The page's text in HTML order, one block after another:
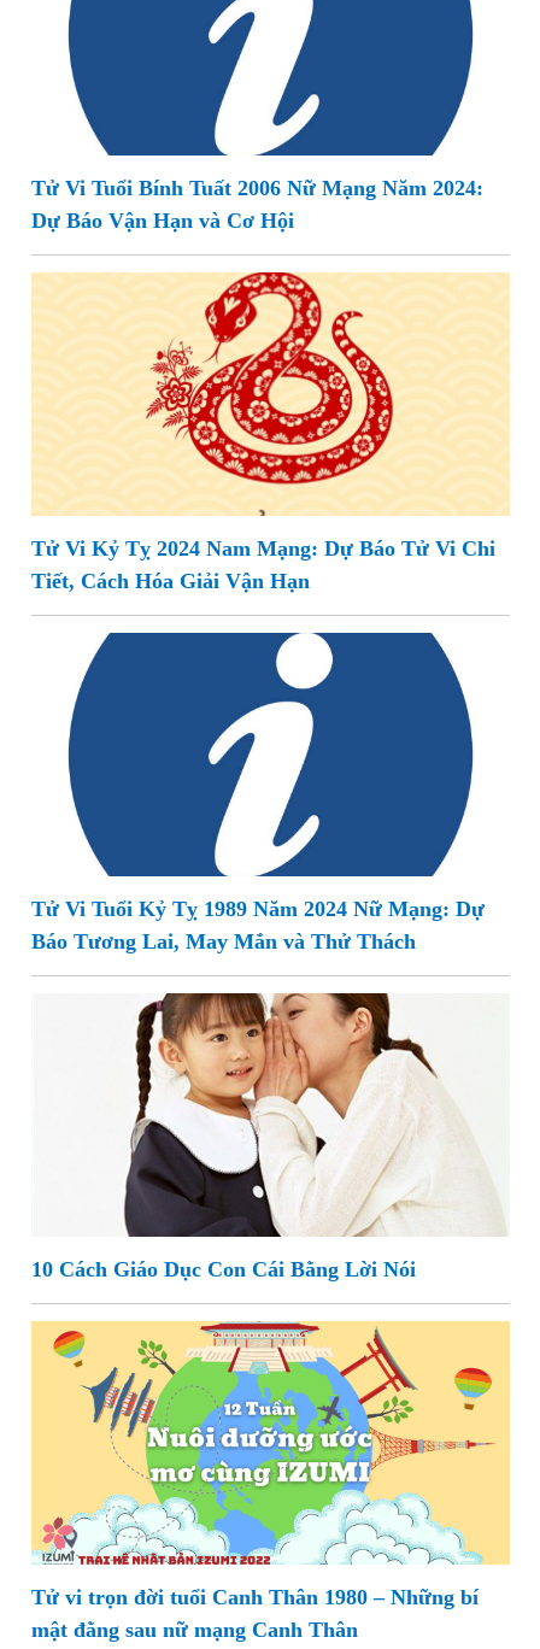
Tử Vi Tuổi Bính Tuất 2006 Nữ Mạng Năm 2024:
Dự Báo Vận Hạn và Cơ Hội
Tử Vi Kỷ Tỵ 2024 Nam Mạng: Dự Báo Tử Vi Chi
Tiết, Cách Hóa Giải Vận Hạn
Tử Vi Tuổi Kỷ Tỵ 1989 Năm 2024 Nữ Mạng: Dự
Báo Tương Lai, May Mắn và Thử Thách
10 Cách Giáo Dục Con Cái Bằng Lời Nói
Tử vi trọn đời tuổi Canh Thân 1980 – Những bí
mật đằng sau nữ mạng Canh Thân